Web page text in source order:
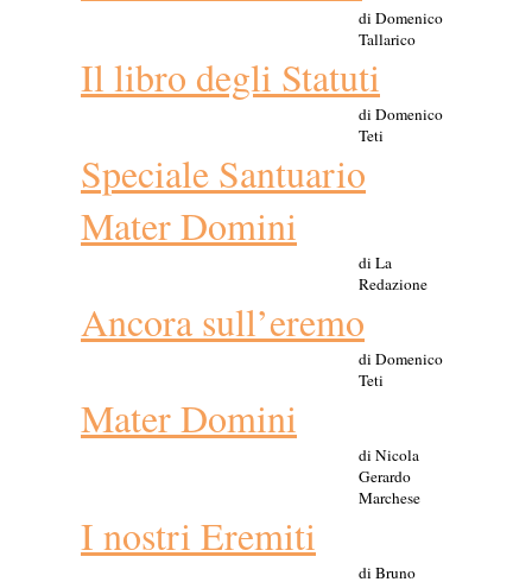
di Domenico
Tallarico
Il libro degli Statuti
di Domenico
Teti
Speciale Santuario
Mater Domini
di La
Redazione
Ancora sull’eremo
di Domenico
Teti
Mater Domini
di Nicola
Gerardo
Marchese
I nostri Eremiti
di Bruno